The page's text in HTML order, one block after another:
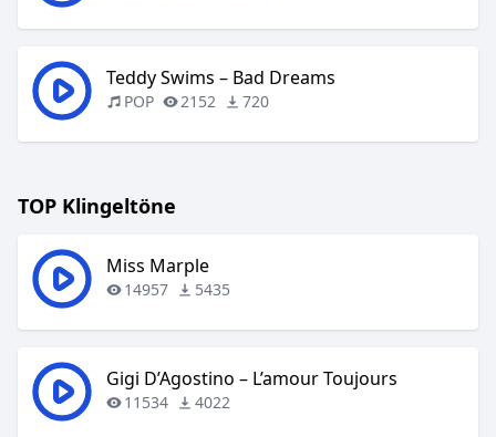
Teddy Swims – Bad Dreams
POP 2152 720
TOP Klingeltöne
Miss Marple
14957 5435
Gigi D’Agostino – L’amour Toujours
11534 4022